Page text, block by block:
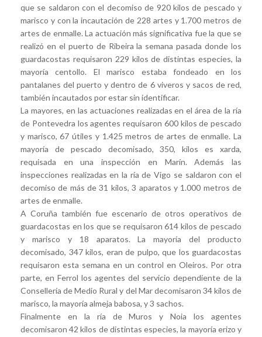
que se saldaron con el decomiso de 920 kilos de pescado y
marisco y con la incautación de 228 artes y 1.700 metros de
artes de enmalle. La actuación más significativa fue la que se
realizó en el puerto de Ribeira la semana pasada donde los
guardacostas requisaron 229 kilos de distintas especies, la
mayoría centollo. El marisco estaba fondeado en los
pantalanes del puerto y dentro de 6 viveros y sacos de red,
también incautados por estar sin identificar.
La mayores, en las actuaciones realizadas en el área de la ría
de Pontevedra los agentes requisaron 600 kilos de pescado
y marisco, 67 útiles y 1.425 metros de artes de enmalle. La
mayoría de pescado decomisado, 350, kilos es xarda,
requisada en una inspección en Marín. Además las
inspecciones realizadas en la ría de Vigo se saldaron con el
decomiso de más de 31 kilos, 3 aparatos y 1.000 metros de
artes de enmalle.
A Coruña también fue escenario de otros operativos de
guardacostas en los que se requisaron 614 kilos de pescado
y marisco y 18 aparatos. La mayoría del producto
decomisado, 347 kilos, eran de pulpo, que los guardacostas
requisaron esta semana en un control en Oleiros. Por otra
parte, en Ferrol los agentes del servicio dependiente de la
Consellería de Medio Rural y del Mar decomisaron 34 kilos de
marisco, la mayoría almeja babosa, y 3 sachos.
Finalmente en la ría de Muros y Noia los agentes
decomisaron 42 kilos de distintas especies, la mayoría erizo y